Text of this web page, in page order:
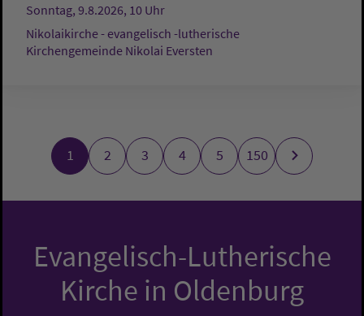
Sonntag, 9.8.2026, 10 Uhr
Nikolaikirche - evangelisch -lutherische
Kirchengemeinde Nikolai Eversten
1 2 3 4 5 150
Evangelisch-Lutherische
Kirche in Oldenburg